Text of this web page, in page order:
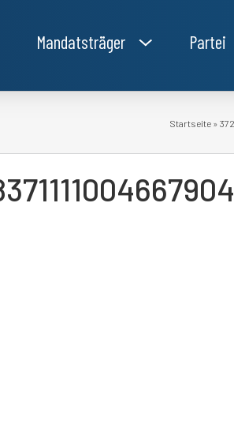
Mandatsträger Partei
Startseite »